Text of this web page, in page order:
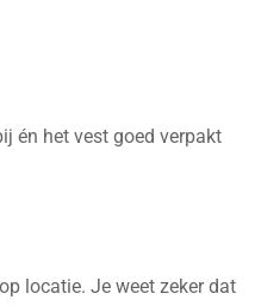
én het vest goed verpakt
locatie. Je weet zeker dat